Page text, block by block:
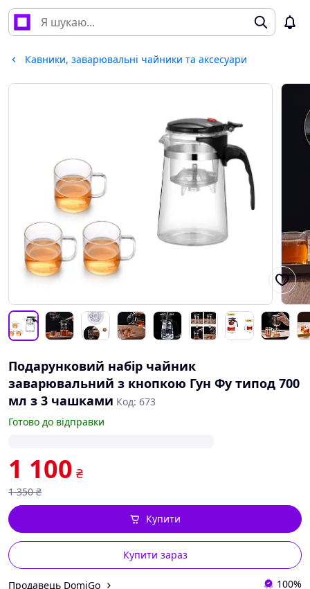
Кавники, заварювальні чайники та аксесуари
Подарунковий набір чайник
заварювальний з кнопкою Гун Фу типод 700
мл з 3 чашками Код: 673
Готово до відправки
1 100 ₴
1 350 ₴
Купити зараз
Купити
Продавець DomiGo 100%